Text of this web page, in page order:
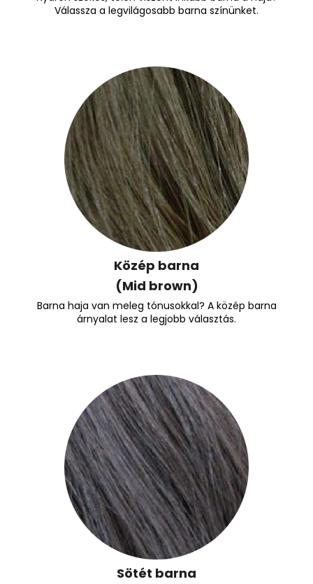
Válassza a legvilágosabb barna színünket.
Közép barna
(Mid brown)
Barna haja van meleg tónusokkal? A közép barna
árnyalat lesz a legjobb választás.
Sötét barna